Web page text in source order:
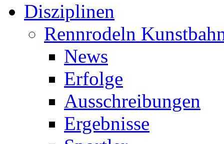
Disziplinen
Rennrodeln
News
Erfolge
Ausschreibungen
Ergebnisse